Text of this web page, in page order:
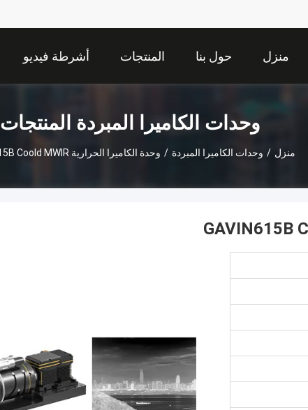
منزل حول بنا المنتجات أشرطة فيديو
وحدات الكاميرا المبردة المنتجات
منزل / وحدات الكاميرا المبردة / وحدة الكاميرا الحرارية GAVIN615B Coold MWIR